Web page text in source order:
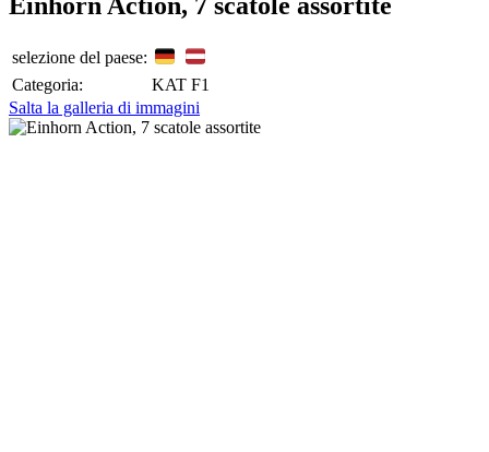
selezione del paese:
Categoria:
KAT F1
Salta la galleria di immagini